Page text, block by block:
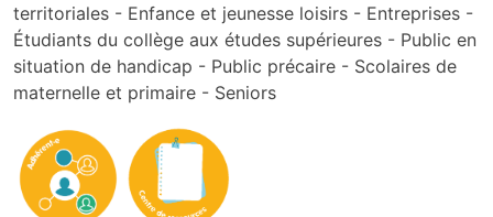
territoriales - Enfance et jeunesse loisirs - Entreprises -
Étudiants du collège aux études supérieures - Public en
situation de handicap - Public précaire - Scolaires de
maternelle et primaire - Seniors